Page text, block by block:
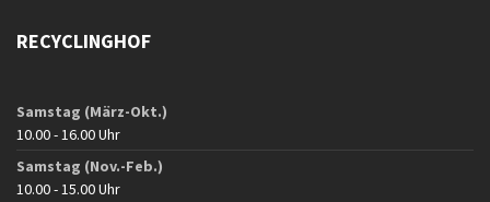
RECYCLINGHOF
Samstag (März-Okt.)
10.00 - 16.00 Uhr
Samstag (Nov.-Feb.)
10.00 - 15.00 Uhr